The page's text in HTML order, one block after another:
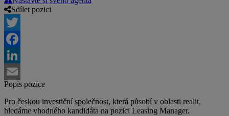
Sdílet pozici
Twitter
Facebook
LinkedIn
Email
Popis pozice
Pro českou investiční společnost, která působí v oblasti realit,
hledáme vhodného kandidáta na pozici Leasing Manager.